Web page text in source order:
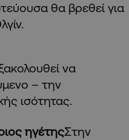
θα βρεθεί για
να
– την
ισότητας.
ηγέτηςΣτην